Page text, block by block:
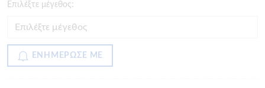
Eπιλέξτε μέγεθος:
ΕΝΗΜΕΡΩΣΕ ΜΕ